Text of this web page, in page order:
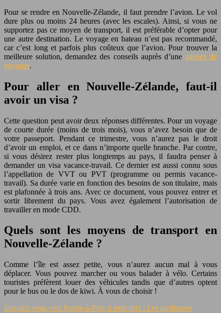
Pour se rendre en Nouvelle-Zélande, il faut prendre l’avion. Le vol
dure plus ou moins 24 heures (avec les escales). Ainsi, si vous ne
supportez pas ce moyen de transport, il est préférable d’opter pour
une autre destination. Le voyage en bateau n’est pas recommandé,
car c’est long et parfois plus coûteux que l’avion. Pour trouver la
meilleure solution, demandez des conseils auprès d’une agence de
voyages.
Pour aller en Nouvelle-Zélande, faut-il
avoir un visa ?
Cette question peut avoir deux réponses différentes. Pour un voyage
de courte durée (moins de trois mois), vous n’avez besoin que de
votre passeport. Pendant ce trimestre, vous n’aurez pas le droit
d’avoir un emploi, et ce dans n’importe quelle branche. Par contre,
si vous désirez rester plus longtemps au pays, il faudra penser à
demander un visa vacance-travail. Ce dernier est aussi connu sous
l’appellation de VVT ou PVT (programme ou permis vacance-
travail). Sa durée varie en fonction des besoins de son titulaire, mais
est plafonnée à trois ans. Avec ce document, vous pouvez entrer et
sortir librement du pays. Vous avez également l’autorisation de
travailler en mode CDD.
Quels sont les moyens de transport en
Nouvelle-Zélande ?
Comme l’île est assez petite, vous n’aurez aucun mal à vous
déplacer. Vous pouvez marcher ou vous balader à vélo. Certains
touristes préfèrent louer des véhicules tandis que d’autres optent
pour le bus ou le dos de kiwi. À vous de choisir !
Envolez-vous vers Pointe-à-Pitre à petit prix : Les meilleures